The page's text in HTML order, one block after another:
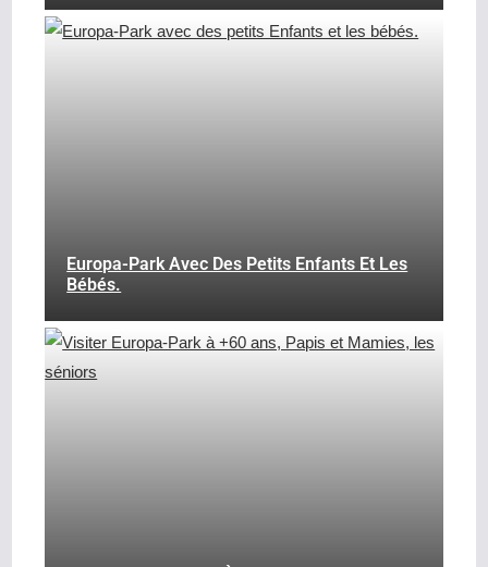
Europa-Park Avec Des Petits Enfants Et Les
Bébés.